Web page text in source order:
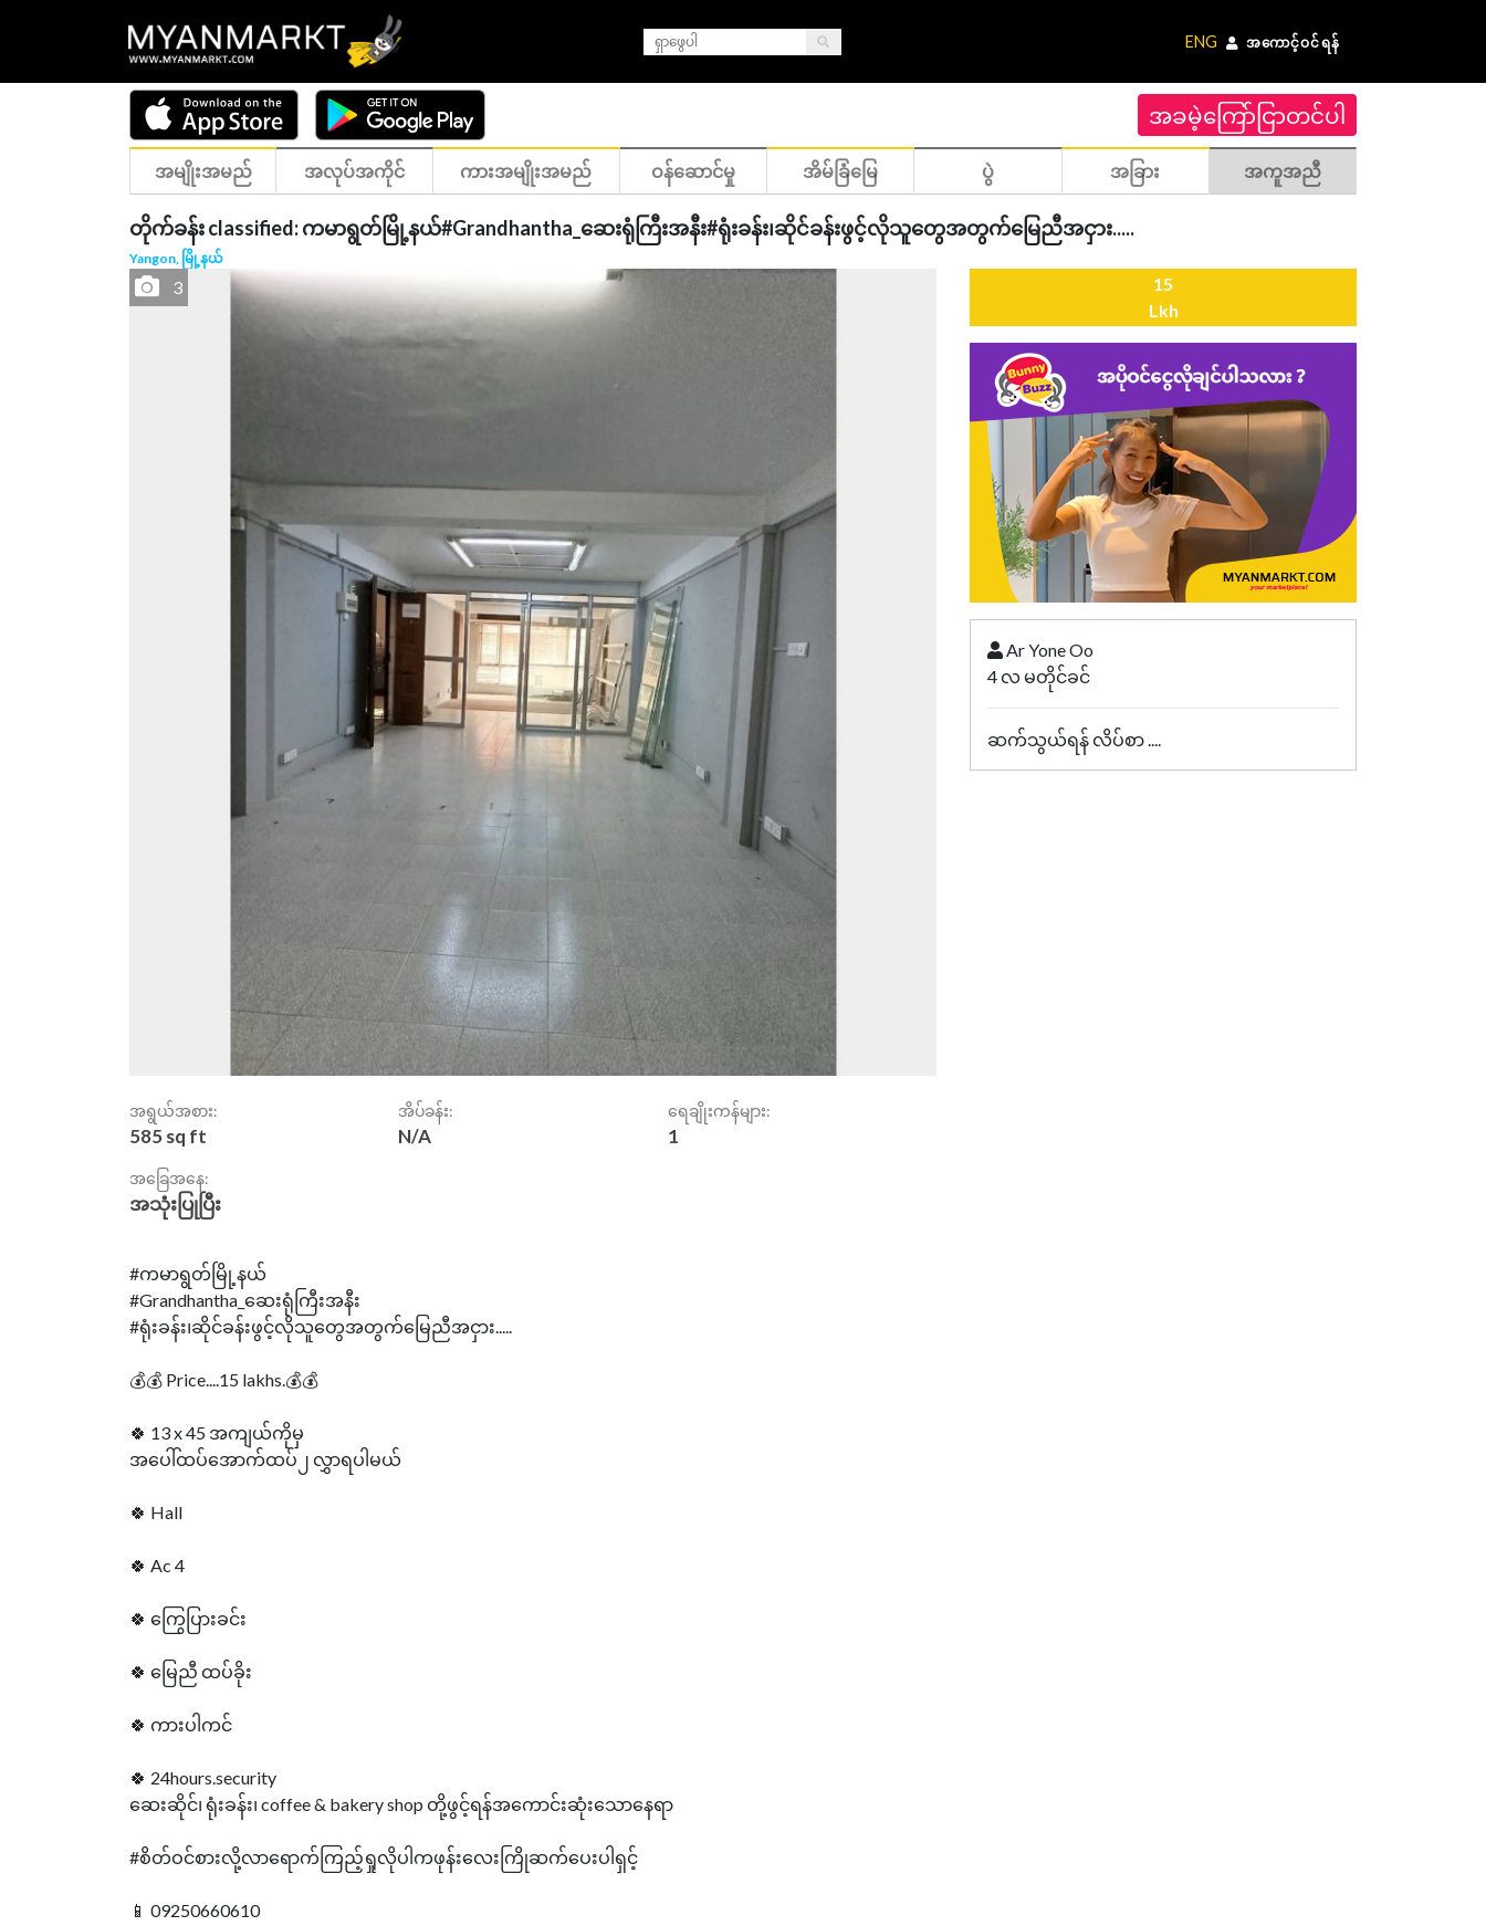
ENG အကောင့်ဝင်ရန်
အခမဲ့ကြော်ငြာတင်ပါ
အမျိုးအမည် အလုပ်အကိုင် ကားအမျိုးအမည် ဝန်ဆောင်မှု အိမ်ခြံမြေ ပွဲ အခြား အကူအညီ
တိုက်ခန်း classified: ကမာရွတ်မြို့နယ်#Grandhantha_ဆေးရုံကြီးအနီး#ရုံးခန်း၊ဆိုင်ခန်းဖွင့်လိုသူတွေအတွက်မြေညီအငှား.....
Yangon, မြို့နယ်
3
15
Lkh
Ar Yone Oo
4 လ မတိုင်ခင်
ဆက်သွယ်ရန် လိပ်စာ ....
အရွယ်အစား:
585 sq ft
အိပ်ခန်း:
N/A
ရေချိုးကန်များ:
1
အခြေအနေ:
အသုံးပြုပြီး
#ကမာရွတ်မြို့နယ်
#Grandhantha_ဆေးရုံကြီးအနီး
#ရုံးခန်း၊ဆိုင်ခန်းဖွင့်လိုသူတွေအတွက်မြေညီအငှား.....
💰💰 Price....15 lakhs.💰💰
🍀 13 x 45 အကျယ်ကိုမှ
အပေါ်ထပ်အောက်ထပ်၂ လွှာရပါမယ်
🍀 Hall
🍀 Ac 4
🍀 ကြွေပြားခင်း
🍀 မြေညီ ထပ်ခိုး
🍀 ကားပါကင်
🍀 24hours.security
ဆေးဆိုင်၊ ရုံးခန်း၊ coffee & bakery shop တို့ဖွင့်ရန်အကောင်းဆုံးသောနေရာ
#စိတ်ဝင်စားလို့လာရောက်ကြည့်ရှုလိုပါကဖုန်းလေးကြိုဆက်ပေးပါရှင့်
📱 09250660610